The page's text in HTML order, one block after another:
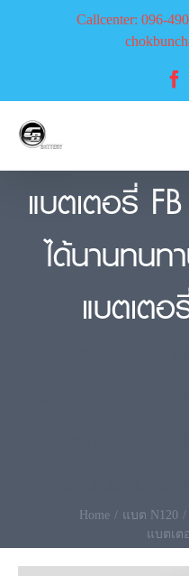
Callcenter: 096-
แบตเตอรี่
ได้นานทนท
แบตเตอ
Home แบต N120
แบตเต